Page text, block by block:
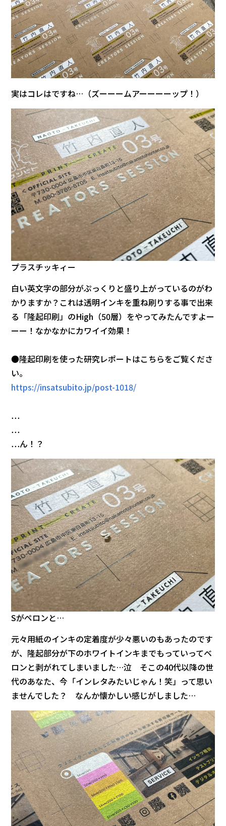
実はコレはですね…（ズーーームアーーーーップ！）
プラスチッキィー
白い英文字の部分がぷっくりと盛り上がっているのがわ
かりますか？これは透明インキを重ね刷りする事で出来
る「隆起印刷」のHigh（50層）をやってみたんですよー
ーー！なかなかにカワイイ効果！
●隆起印刷を使った研究レポートはこちらをご覧くださ
い。
https://insatsubito.jp/post-1018/
…
…
…ん！？
Sがペロンと…
元々用紙のインキの定着度が少々悪いのもあったのです
が、隆起部分が下のホワイトインキまでもっていってベ
ロンと剥がれてしまいました…泣 そこの40代以降の世
代のあなた、今「インレタみたいじゃん！笑」って思い
ませんでした？ なんか懐かしい感じがしました…